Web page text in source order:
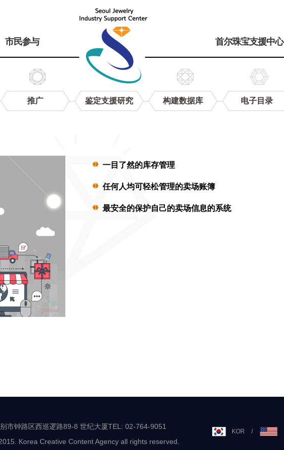
市民参与 首尔珠宝支援中心
推广 鉴定支援研究 构建数据库 电子目录
一目了然的库存管理
任何人均可轻松管理的卖场账簿
最安全的保护自己的卖场信息的系统
市钟路区西巡逻路89-8 世纪大厦TEL: 02-764-9051
Korea Creative Content Agency all rights reserved.
KOR /